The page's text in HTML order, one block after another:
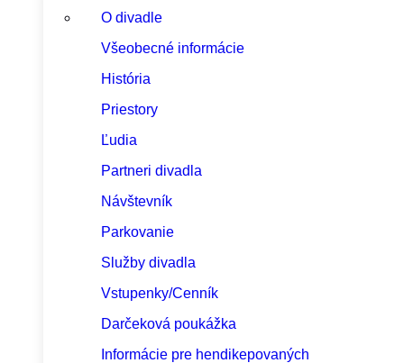
O divadle
Všeobecné informácie
História
Priestory
Ľudia
Partneri divadla
Návštevník
Parkovanie
Služby divadla
Vstupenky/Cenník
Darčeková poukážka
Informácie pre hendikepovaných